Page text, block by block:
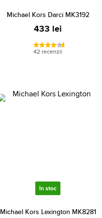
Michael Kors Darci MK3192
433 lei
42 recenzii
în stoc
Michael Kors Lexington MK8281